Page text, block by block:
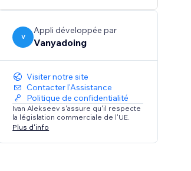
V
Appli développée par
Vanyadoing
Visiter notre site
Contacter l'Assistance
Politique de confidentialité
Ivan Alekseev s'assure qu'il respecte
la législation commerciale de l'UE.
Plus d'info